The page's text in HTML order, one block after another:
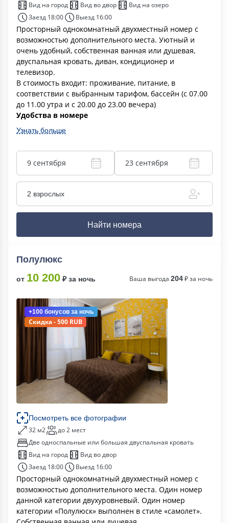
Вид на город
Вид во двор
Вид на озеро
Заезд 18:00
Выезд 16:00
Просторный однокомнатный двухместный номер с
возможностью дополнительного места. Уютный и
очень удобный, собственная ванная или душевая,
двуспальная кровать, диван, кондиционер и
телевизор.
В стоимость входит: проживание, питание, в
соответствии с выбранным тарифом, бассейн (с 07.00
до 11.00 утра и с 20.00 до 23.00 вечера)
Удобства в номере
Узнать больше
9 сентября 23 сентября
2 взрослых
Найти номера
Полулюкс
от 10 200 ₽ за ночь Ваша выгода 204₽ за ночь
+100 бонусов за ночь
Скидка - 500 RUB
Посмотреть все фотографии
32 м2
до 2 мест
Две односпальные или большая двуспальная кровать
Вид на город
Вид во двор
Заезд 18:00
Выезд 16:00
Просторный однокомнатный двухместный номер с
возможностью дополнительного места. Один номер
данной категории двухуровневый. Один номер
категории «Полулюск» выполнен в стиле «самолет».